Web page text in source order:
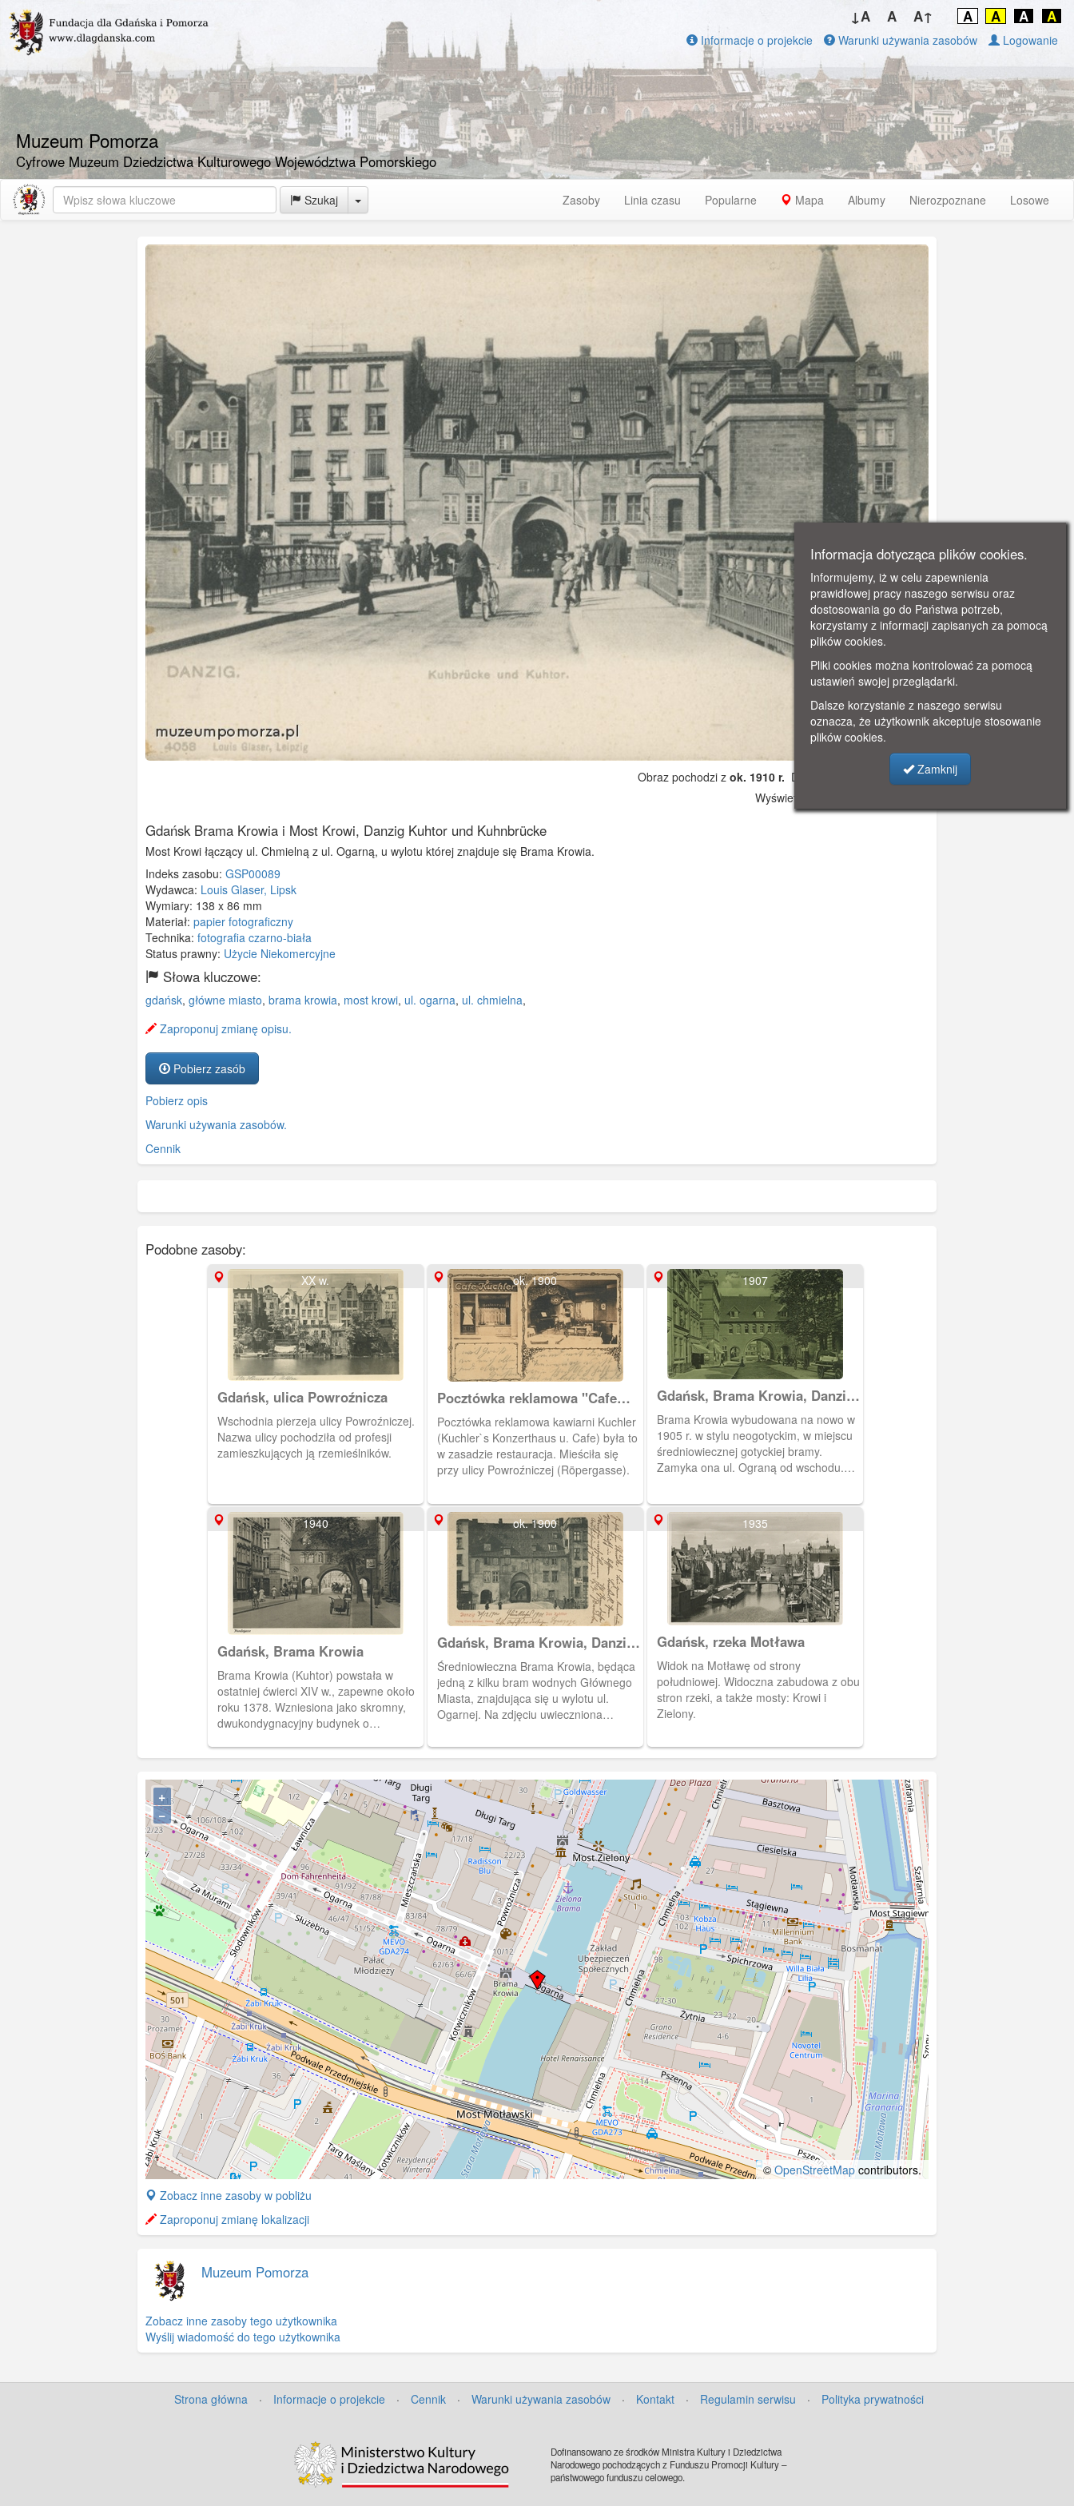
Muzeum Pomorza
Cyfrowe Muzeum Dziedzictwa Kulturowego Województwa Pomorskiego
↓A A A↑ A A A A
Informacje o projekcie Warunki używania zasobów Logowanie
Szukaj Toggle Dropdown Zasoby Linia czasu Popularne Mapa Albumy Nierozpoznane Losowe
Obraz pochodzi z ok. 1910 r. Dodano: 2019-10-27 17:52
Wyświetlono: 4282
Gdańsk Brama Krowia i Most Krowi, Danzig Kuhtor und Kuhnbrücke
Most Krowi łączący ul. Chmielną z ul. Ogarną, u wylotu której znajduje się Brama Krowia.
Indeks zasobu: GSP00089
Wydawca: Louis Glaser, Lipsk
Wymiary: 138 x 86 mm
Materiał: papier fotograficzny
Technika: fotografia czarno-biała
Status prawny: Użycie Niekomercyjne
Słowa kluczowe:
gdańsk, główne miasto, brama krowia, most krowi, ul. ogarna, ul. chmielna,
Zaproponuj zmianę opisu.
Pobierz zasób
Pobierz opis
Warunki używania zasobów.
Cennik
Podobne zasoby:
XX w.
Gdańsk, ulica Powroźnicza
Wschodnia pierzeja ulicy Powroźniczej.
Nazwa ulicy pochodziła od profesji
zamieszkujących ją rzemieślników.
ok. 1900
Pocztówka reklamowa "Cafe
Kuchler"
Pocztówka reklamowa kawiarni Kuchler
(Kuchler`s Konzerthaus u. Cafe) była to
w zasadzie restauracja. Mieściła się
przy ulicy Powroźniczej (Röpergasse).
1907
Gdańsk, Brama Krowia, Danzig
Neues Kuhtor
Brama Krowia wybudowana na nowo w
1905 r. w stylu neogotyckim, w miejscu
średniowiecznej gotyckiej bramy.
Zamyka ona ul. Ograną od wschodu.
którą pędzono bydło do rzeźni na
Wyspie Spichrzów.
1940
Gdańsk, Brama Krowia
Brama Krowia (Kuhtor) powstała w
ostatniej ćwierci XIV w., zapewne około
roku 1378. Wzniesiona jako skromny,
dwukondygnacyjny budynek o
ulicy Ogarnej ku Motławie. Z czasem,
fortyfikacyjny, zamieniona została w
obiekt mieszkalny.
ok. 1900
Gdańsk, Brama Krowia, Danzig
Das Kuhthor
Średniowieczna Brama Krowia, będąca
jedną z kilku bram wodnych Głównego
Miasta, znajdująca się u wylotu ul.
Ogarnej. Na zdjęciu uwieczniona
1905 r. Wybudowano wtedy nową,
neogotycką bramę w tym samym
miejscu. Nazwa pochodziła od drogi
pędzenia bydła ul. Ogarną na wyspę
spichrzów, do tamtejszej rzeźni. droga
ta wiodła przez tę bramę, a następnie
Most Krowi.
1935
Gdańsk, rzeka Motława
Widok na Motławę od strony
południowej. Widoczna zabudowa z obu
stron rzeki, a także mosty: Krowi i
Zielony.
+
−
© OpenStreetMap contributors.
+
−
Zobacz inne zasoby w pobliżu
Zaproponuj zmianę lokalizacji
Muzeum Pomorza
Zobacz inne zasoby tego użytkownika
Wyślij wiadomość do tego użytkownika
Strona główna · Informacje o projekcie · Cennik · Warunki używania zasobów · Kontakt · Regulamin serwisu · Polityka prywatności
Dofinansowano ze środków Ministra Kultury i Dziedzictwa
Narodowego pochodzących z Funduszu Promocji Kultury –
państwowego funduszu celowego.
Informacja dotycząca plików cookies.
Informujemy, iż w celu zapewnienia
prawidłowej pracy naszego serwisu oraz
dostosowania go do Państwa potrzeb,
korzystamy z informacji zapisanych za pomocą
plików cookies.
Pliki cookies można kontrolować za pomocą
ustawień swojej przeglądarki.
Dalsze korzystanie z naszego serwisu
oznacza, że użytkownik akceptuje stosowanie
plików cookies.
Zamknij